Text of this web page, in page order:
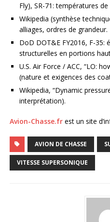
Fly), SR-71: températures
Wikipedia (synthèse
alliages, ordres de grandeur.
DoD DOT&E FY2016, F-35:
structurelles en portions
U.S. Air Force / ACC, “LO:
(nature et exigences des
Wikipedia, “Dynamic
interprétation).
Avion-Chasse.fr est un site
AVION DE CHASSE
VITESSE SUPERSONIQUE